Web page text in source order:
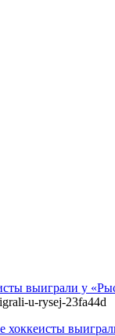
выиграли у
u-rysej-23fa44d
хоккеисты